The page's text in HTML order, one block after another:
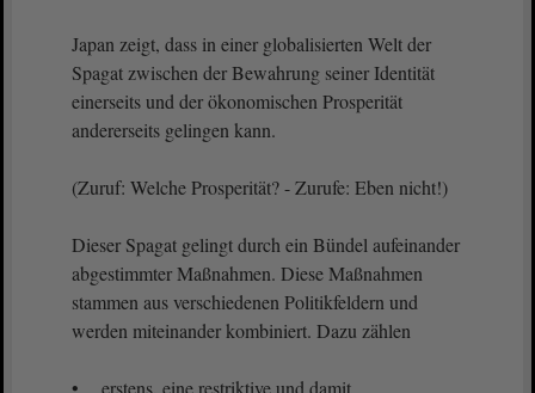
Japan zeigt, dass in einer globalisierten Welt der
Spagat zwischen der Bewahrung seiner Identität
einerseits und der ökonomischen Prosperität
andererseits gelingen kann.
(Zuruf: Welche Prosperität? - Zurufe: Eben nicht!)
Dieser Spagat gelingt durch ein Bündel aufeinander
abgestimmter Maßnahmen. Diese Maßnahmen
stammen aus verschiedenen Politikfeldern und
werden miteinander kombiniert. Dazu zählen
• erstens, eine restriktive und damit